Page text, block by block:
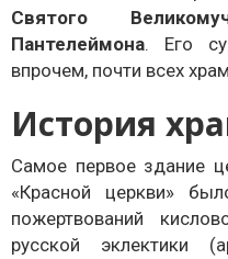
Святого
Пантелеймона. Его
впрочем, почти всех
История
Самое первое здание
«Красной церкви»
пожертвований
русской эклектики